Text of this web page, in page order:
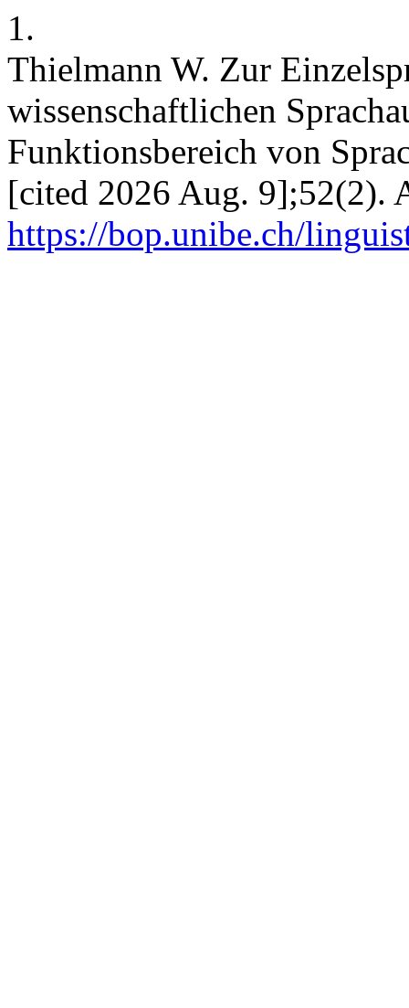
1.
Thielmann W. Zur
wissenschaftlichen
Funktionsbereich von
[cited 2026 Aug. 9];52(2).
https://bop.unibe.ch/